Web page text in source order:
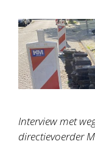
Interview met
directievoerder